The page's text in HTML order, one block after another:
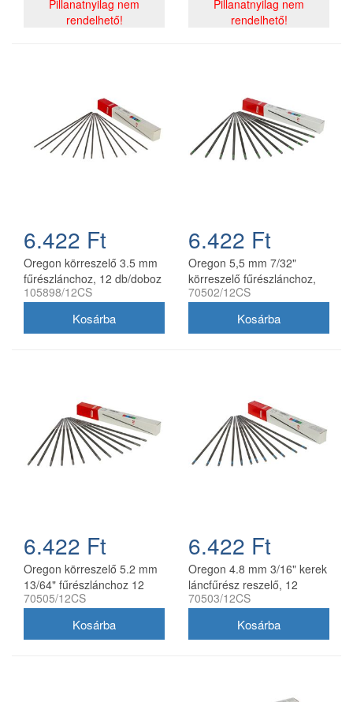
Pillanatnyilag nem
rendelhető!
Pillanatnyilag nem
rendelhető!
6.422 Ft
Oregon körreszelő 3.5 mm
fűrészlánchoz, 12 db/doboz
105898/12CS
6.422 Ft
Oregon 5,5 mm 7/32"
körreszelő fűrészlánchoz,
12 db/doboz
70502/12CS
6.422 Ft
Oregon körreszelő 5.2 mm
13/64" fűrészlánchoz 12
db/doboz
70505/12CS
6.422 Ft
Oregon 4.8 mm 3/16" kerek
láncfűrész reszelő, 12
db/doboz
70503/12CS